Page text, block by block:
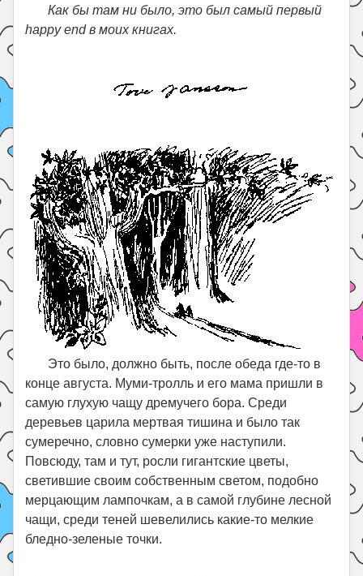
Как бы там ни было, это был самый первый
happy end в моих книгах.
Это было, должно быть, после обеда где-то в
конце августа. Муми-тролль и его мама пришли в
самую глухую чащу дремучего бора. Среди
деревьев царила мертвая тишина и было так
сумеречно, словно сумерки уже наступили.
Повсюду, там и тут, росли гигантские цветы,
светившие своим собственным светом, подобно
мерцающим лампочкам, а в самой глубине лесной
чащи, среди теней шевелились какие-то мелкие
бледно-зеленые точки.